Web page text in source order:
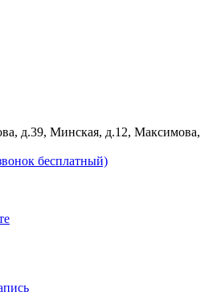
д.39, Минская, д.12, Максимова,
бесплатный)